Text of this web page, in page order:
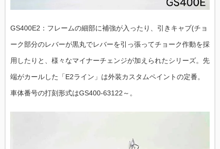
GS400E2：フレームの細部に補強が入ったり、引きキャブ(チョ
ーク部分のレバーが黒丸でレバーを引っ張ってチョーク作動を採
用したりと、様々なマイナーチェンジが加えられたシリーズ。先
端がカールした「E2ライン」は外装カスタムペイントの定番。
車体番号の打刻形式はGS400-63122～。